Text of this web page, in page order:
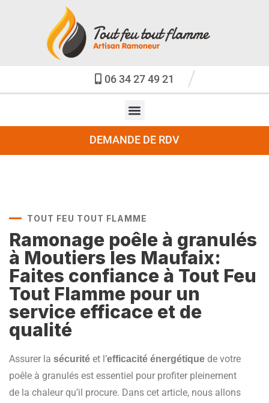
06 34 27 49 21
DEMANDE DE RDV
TOUT FEU TOUT FLAMME
Ramonage poêle à granulés
à Moutiers les Maufaix:
Faites confiance à Tout Feu
Tout Flamme pour un
service efficace et de
qualité
Assurer la sécurité et l’efficacité énergétique de votre
poêle à granulés est essentiel pour profiter pleinement
de la chaleur qu’il procure. Dans cet article, nous allons